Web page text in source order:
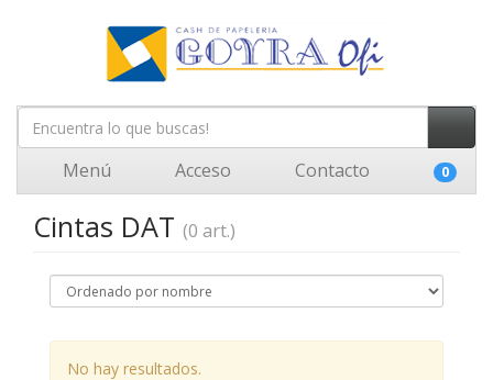
Menú Acceso Contacto 0
Cintas DAT (0 art.)
No hay resultados.